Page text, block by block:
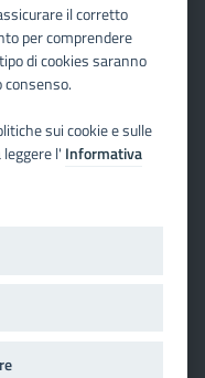
il corretto
per comprendere
di cookies saranno
sui cookie e sulle
l' Informativa